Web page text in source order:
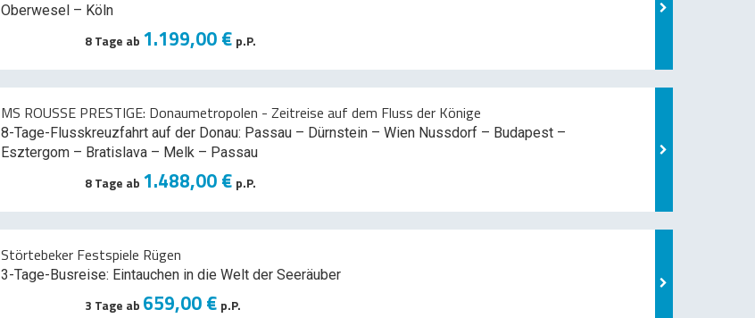
Oberwesel – Köln
8 Tage ab 1.199,00 € p.P.
MS ROUSSE PRESTIGE: Donaumetropolen - Zeitreise auf dem Fluss der Könige
8-Tage-Flusskreuzfahrt auf der Donau: Passau – Dürnstein – Wien Nussdorf – Budapest –
Esztergom – Bratislava – Melk – Passau
8 Tage ab 1.488,00 € p.P.
Störtebeker Festspiele Rügen
3-Tage-Busreise: Eintauchen in die Welt der Seeräuber
3 Tage ab 659,00 € p.P.